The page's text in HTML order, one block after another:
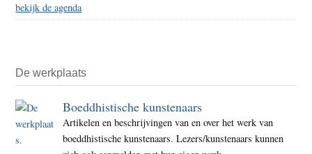
bekijk de agenda
De werkplaats
Boeddhistische kunstenaars
Artikelen en beschrijvingen van en over het werk van
boeddhistische kunstenaars. Lezers/kunstenaars kunnen